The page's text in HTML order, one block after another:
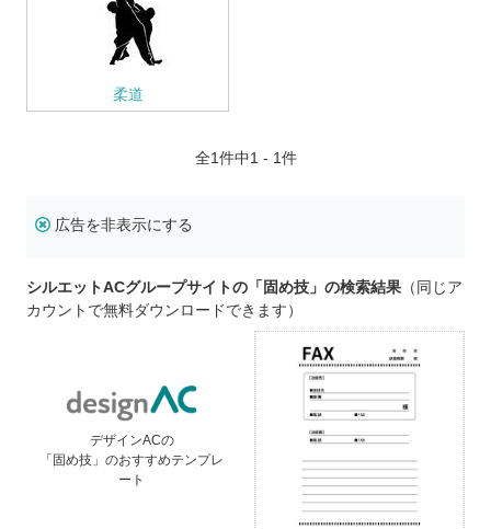
柔道
全1件中1 - 1件
広告を非表示にする
シルエットACグループサイトの「固め技」の検索結果 （同じア
カウントで無料ダウンロードできます）
デザインACの
「固め技」のおすすめテンプレ
ート